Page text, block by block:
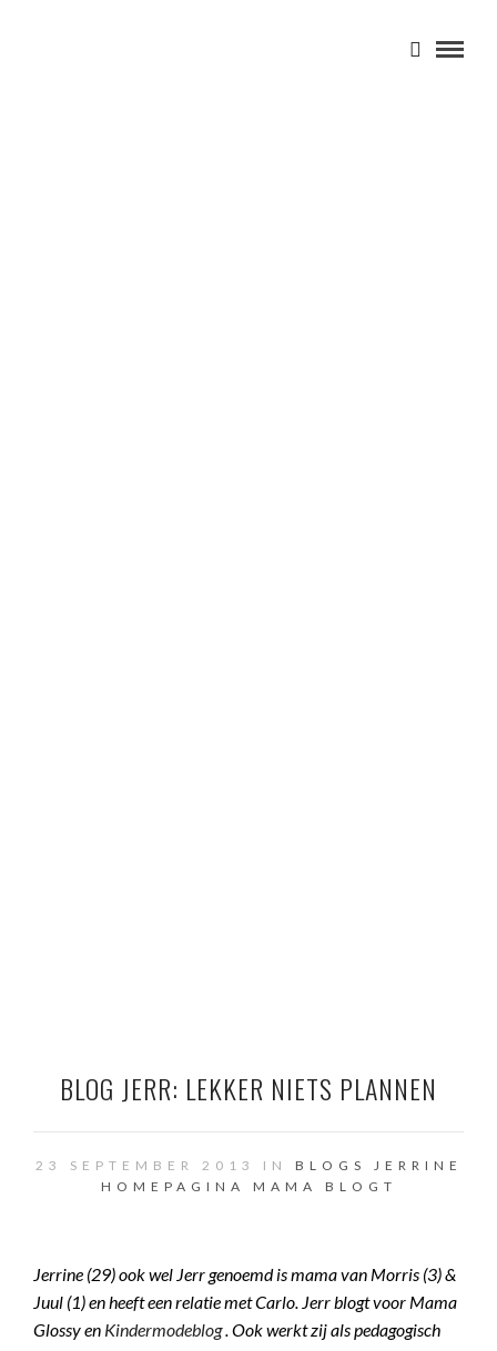
BLOG JERR: LEKKER NIETS PLANNEN
23 SEPTEMBER 2013 IN BLOGS JERRINE
HOMEPAGINA
MAMA BLOGT
Jerrine (29) ook wel Jerr genoemd is mama van Morris (3) &
Juul (1) en heeft een relatie met Carlo. Jerr blogt voor Mama
Glossy en Kindermodeblog. Ook werkt zij als pedagogisch